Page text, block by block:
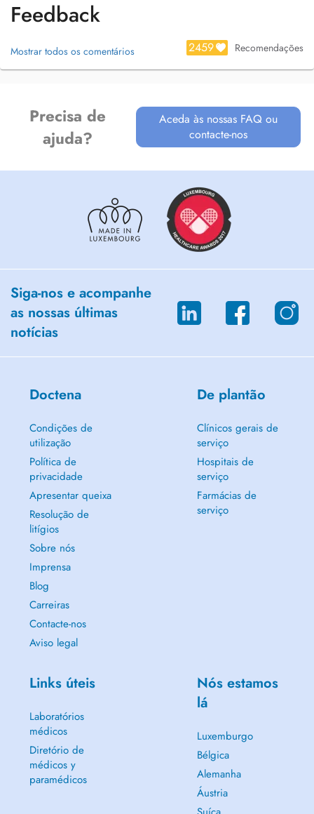
Feedback
Mostrar todos os comentários 2459 Recomendações
Precisa de
ajuda?
Aceda às nossas FAQ ou
contacte-nos
Siga-nos e acompanhe
as nossas últimas
notícias
Doctena
Condições de
utilização
Política de
privacidade
Apresentar queixa
Resolução de
litígios
Sobre nós
Imprensa
Blog
Carreiras
Contacte-nos
Aviso legal
De plantão
Clínicos gerais de
serviço
Hospitais de
serviço
Farmácias de
serviço
Links úteis
Laboratórios
médicos
Diretório de
médicos y
paramédicos
Nós estamos
lá
Luxemburgo
Bélgica
Alemanha
Áustria